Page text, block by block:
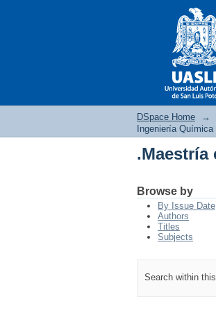
.Maestría
DSpace Home →
Ingeniería Química
.Maestría
Browse by
By Issue Date
Authors
Titles
Subjects
Search within